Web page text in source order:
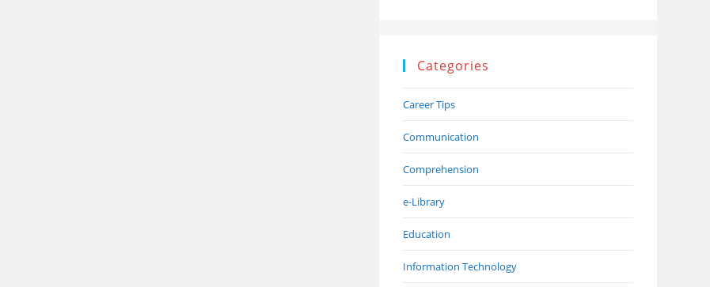
Categories
Career Tips
Communication
Comprehension
e-Library
Education
Information Technology